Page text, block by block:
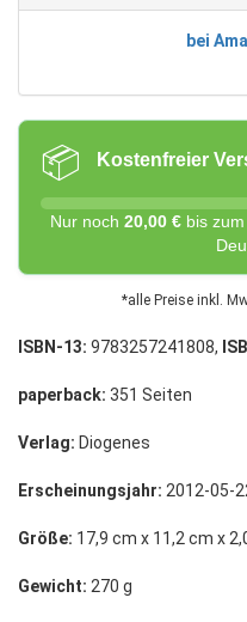
bei
📦 Kostenfreier
Nur noch 20,00 € bis
*alle Preise inkl.
ISBN-13: 9783257241808,
paperback: 351 Seiten
Verlag: Diogenes
Erscheinungsjahr: 2012-05-
Größe: 17,9 cm x 11,2 cm x
Gewicht: 270 g